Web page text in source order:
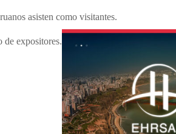
asisten como visitantes.
de expositores.